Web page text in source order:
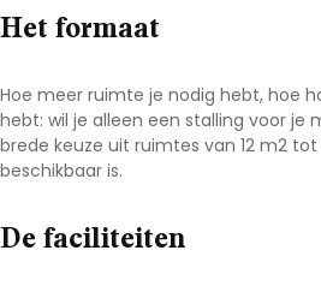
Het formaat
Hoe meer ruimte je nodig hebt, hoe
hebt: wil je alleen een stalling voor je
brede keuze uit ruimtes van 12 m2 tot
beschikbaar is.
De faciliteiten